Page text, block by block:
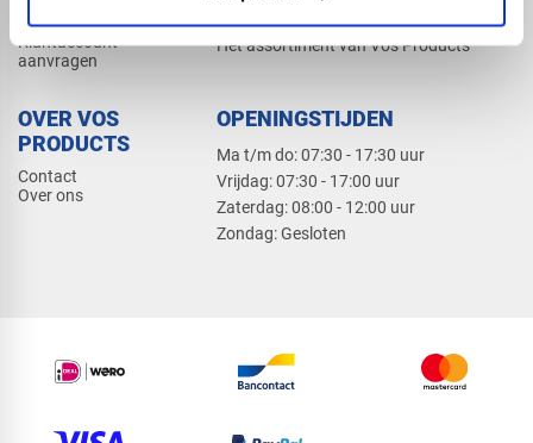
Klantaccount
aanvragen
PRODUCTCATALOGUS 2026
Het assortiment van Vos Products
OVER VOS
PRODUCTS
Contact
Over ons
OPENINGSTIJDEN
Ma t/m do: 07:30 - 17:30 uur
​Vrijdag: 07:30 - 17:00 uur
​Zaterdag: 08:00 - 12:00 uur
​Zondag: Gesloten